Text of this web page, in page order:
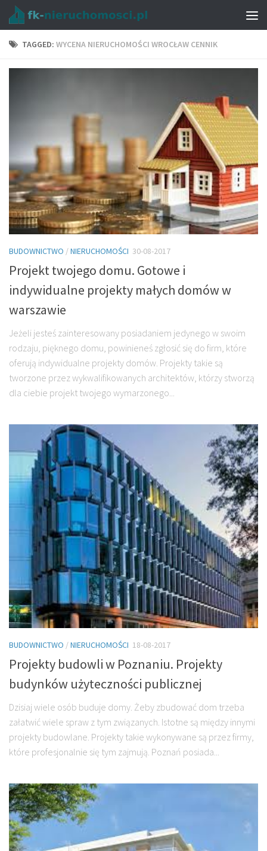
TAGGED: WYCENA NIERUCHOMOŚCI WROCŁAW CENNIK
BUDOWNICTWO /NIERUCHOMOŚCI 30-08-2017
Projekt twojego domu. Gotowe i
indywidualne projekty małych domów w
warszawie
Jeżeli jesteś zainteresowany posiadaniem jedynego w swoim
rodzaju, pięknego domu, powinieneś zgłosić się do firm, które
oferują indywidualne projekty domów. Projekty takie są
tworzone przez wykwalifikowanych architektów, którzy stworzą
dla ciebie projekt twojego wymarzonego...
BUDOWNICTWO /NIERUCHOMOŚCI 18-08-2017
Projekty budowli w Poznaniu. Projekty
budynków użyteczności publicznej
Dzisiaj wiele osób buduje domy. Żeby zbudować dom trzeba
załatwić wiele spraw z tym związanych. Istotne są między innymi
projekty budowlane. Projekty takie wykonywane są przez firmy,
które profesjonalnie się tym zajmują. Poznań posiada...